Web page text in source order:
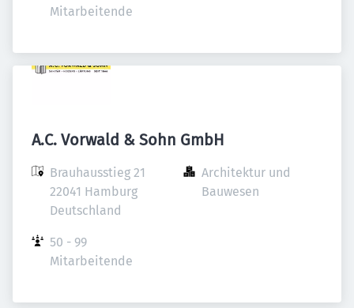
Mitarbeitende
A.C. Vorwald & Sohn GmbH
Brauhausstieg 21
22041 Hamburg
Deutschland
Architektur und
Bauwesen
50 - 99
Mitarbeitende